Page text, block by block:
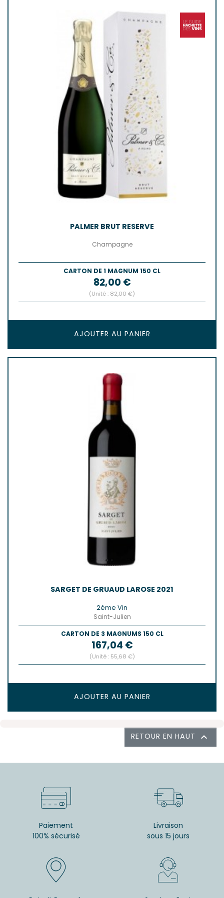
PALMER BRUT RESERVE
Champagne
CARTON DE 1 MAGNUM 150 CL
Prix
82,00 €
(Unité : 82,00 €)
AJOUTER AU PANIER
SARGET DE GRUAUD LAROSE 2021
2ème Vin
Saint-Julien
CARTON DE 3 MAGNUMS 150 CL
Prix
167,04 €
(Unité : 55,68 €)
AJOUTER AU PANIER
RETOUR EN HAUT 
Paiement
100% sécurisé
Livraison
sous 15 jours